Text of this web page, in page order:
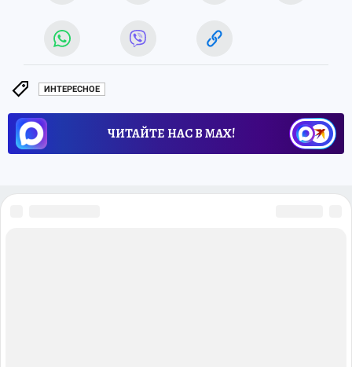
ИНТЕРЕСНОЕ
ЧИТАЙТЕ НАС В МАХ!